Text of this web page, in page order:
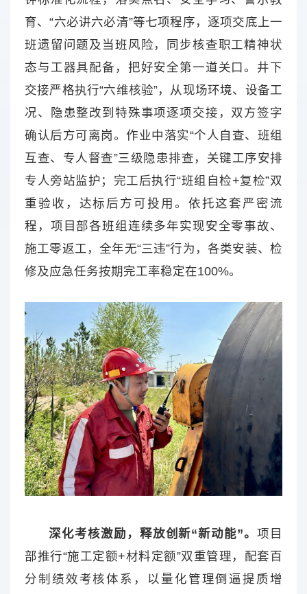
育、“六必讲六必清”等七项程序，逐项交底上一
班遗留问题及当班风险，同步核查职工精神状
态与工器具配备，把好安全第一道关口。井下
交接严格执行“六维核验”，从现场环境、设备工
况、隐患整改到特殊事项逐项交接，双方签字
确认后方可离岗。作业中落实“个人自查、班组
互查、专人督查”三级隐患排查，关键工序安排
专人旁站监护；完工后执行“班组自检+复检”双
重验收，达标后方可投用。依托这套严密流
程，项目部各班组连续多年实现安全零事故、
施工零返工，全年无“三违”行为，各类安装、检
修及应急任务按期完工率稳定在100%。
深化考核激励，释放创新“新动能”。项目
部推行“施工定额+材料定额”双重管理，配套百
分制绩效考核体系，以量化管理倒逼提质增